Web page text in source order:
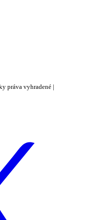
práva vyhradené |